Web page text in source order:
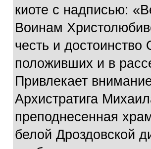
киоте с надписью:
Воинам
честь и достоинство
положивших и в
Привлекает
Архистратига
преподнесенная
белой Дроздовской